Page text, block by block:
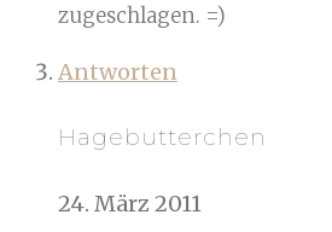
zugeschlagen. =)
Antworten
Hagebutterchen
24. März 2011